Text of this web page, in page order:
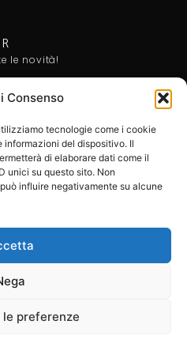
Consenso
tecnologie come i cookie
informazioni del dispositivo. Il
di elaborare dati come il
unici su questo sito. Non
influire negativamente su alcune
preferenze
le novità!
Privacy, acconsento al
le newsletter.
Tutti i diritti riservati